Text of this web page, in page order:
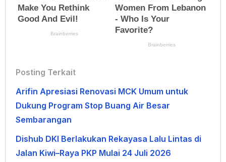
Posting Terkait
Arifin Apresiasi Renovasi MCK Umum untuk
Dukung Program Stop Buang Air Besar
Sembarangan
Dishub DKI Berlakukan Rekayasa Lalu Lintas di
Jalan Kiwi–Raya PKP Mulai 24 Juli 2026